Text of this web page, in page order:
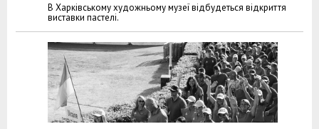
В Харківському художньому музеї відбудеться відкриття
виставки пастелі.